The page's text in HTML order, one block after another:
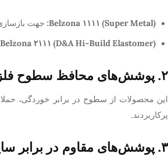
Belzona ۱۱۱۱ (Super Metal): جهت
Belzona ۲۱۱۱ (D&A Hi-Build Elastomer):
۲. پوشش‌های محافظ سطوح فلزی
این محصولات از سطوح در برابر خوردگی،
پرکاربردند.
۳. پوشش‌های مقاوم در برابر سایش